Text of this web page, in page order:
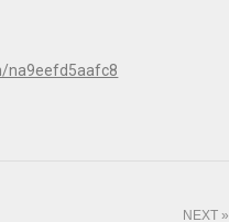
na9eefd5aafc8
NEXT »